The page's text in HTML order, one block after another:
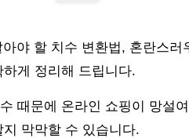
야 할 치수 변환법, 혼란스러
게 정리해 드립니다.
때문에 온라인 쇼핑이 망설
막막할 수 있습니다.